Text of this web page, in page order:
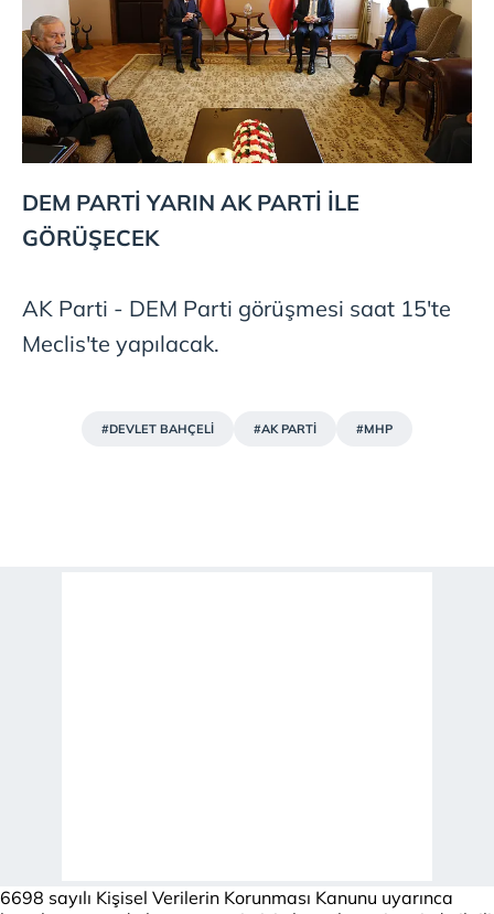
DEM PARTİ YARIN AK PARTİ İLE
GÖRÜŞECEK
AK Parti - DEM Parti görüşmesi saat 15'te
Meclis'te yapılacak.
#DEVLET BAHÇELİ #AK PARTİ #MHP
6698 sayılı Kişisel Verilerin Korunması Kanunu uyarınca